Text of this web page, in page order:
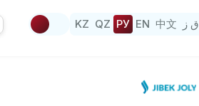
KZ QZ РУ EN 中文 ق ز